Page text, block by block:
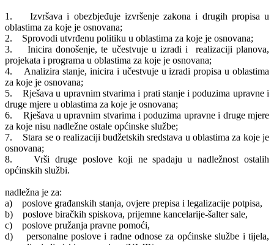
1. Izvršava i obezbjeđuje izvršenje zakona i drugih propisa u
oblastima za koje je osnovana;
2. Sprovodi utvrđenu politiku u oblastima za koje je osnovana;
3. Inicira donošenje, te učestvuje u izradi i realizaciji planova,
projekata i programa u oblastima za koje je osnovana;
4. Analizira stanje, inicira i učestvuje u izradi propisa u oblastima
za koje je osnovana;
5. Rješava u upravnim stvarima i prati stanje i poduzima upravne i
druge mjere u oblastima za koje je osnovana;
6. Rješava u upravnim stvarima i poduzima upravne i druge mjere
za koje nisu nadležne ostale općinske službe;
7. Stara se o realizaciji budžetskih sredstava u oblastima za koje je
osnovana;
8. Vrši druge poslove koji ne spadaju u nadležnost ostalih
općinskih službi.
nadležna je za:
a) poslove građanskih stanja, ovjere prepisa i legalizacije potpisa,
b) poslove biračkih spiskova, prijemne kancelarije-šalter sale,
c) poslove pružanja pravne pomoći,
d) personalne poslove i radne odnose za općinske službe i tijela,